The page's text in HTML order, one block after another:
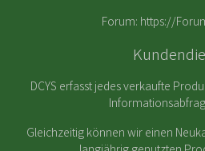
Forum: https://
DCYS erfasst jedes verkaufte
Gleichzeitig können wir einen